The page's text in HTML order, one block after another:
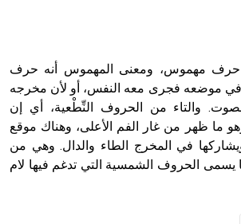
- هل تعلم أن أبجر Abgar اسم معروف جيداً يعود إلى عدد من
مدينة إديسا (الرها) من أبجر الأول وحتى
إلى أسرة أوسروين
حرف مهموس، ومعنى المهموس أنه حرف
في موضعه فجرى معه النفس، أو لأن مخرجه
والتاء من الحروف النِّطْعية، أي إن
ما ظهر من غار الفم الأعلى، وهناك موقع
في المخرج الطاء والدال. وهي من
يسمى الحروف الشمسية التي تدغم فيها لام